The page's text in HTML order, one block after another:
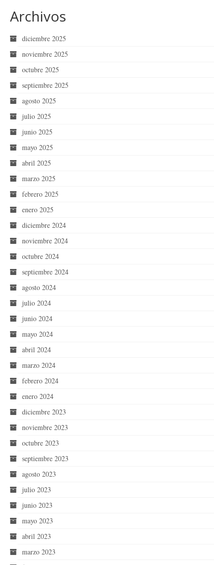
Archivos
diciembre 2025
noviembre 2025
octubre 2025
septiembre 2025
agosto 2025
julio 2025
junio 2025
mayo 2025
abril 2025
marzo 2025
febrero 2025
enero 2025
diciembre 2024
noviembre 2024
octubre 2024
septiembre 2024
agosto 2024
julio 2024
junio 2024
mayo 2024
abril 2024
marzo 2024
febrero 2024
enero 2024
diciembre 2023
noviembre 2023
octubre 2023
septiembre 2023
agosto 2023
julio 2023
junio 2023
mayo 2023
abril 2023
marzo 2023